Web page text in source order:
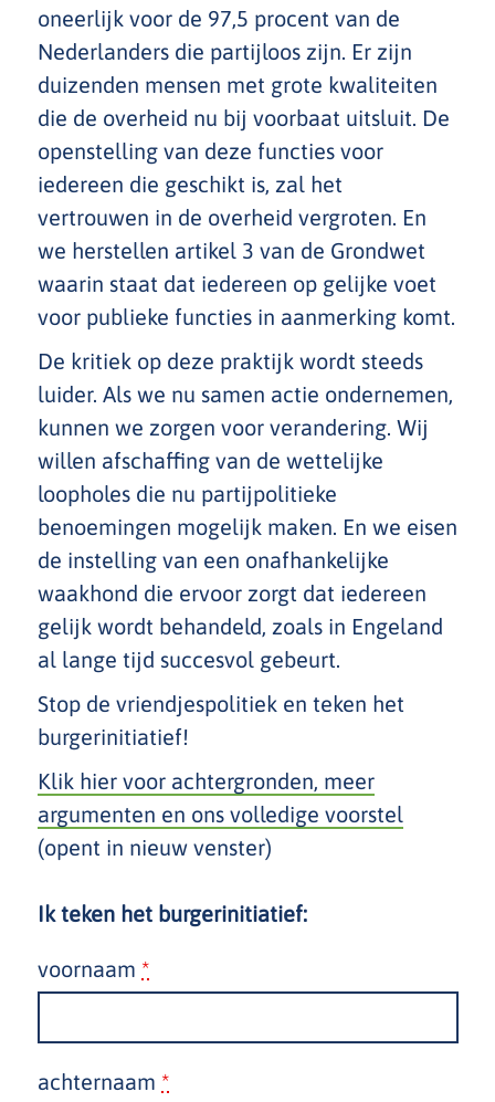
oneerlijk voor de 97,5 procent van de
Nederlanders die partijloos zijn. Er zijn
duizenden mensen met grote kwaliteiten
die de overheid ​nu bij ​voorbaat uitsluit. ​De
openstelling van deze functies voor
iedereen die geschikt is, zal het
vertrouwen in de overheid ​vergroten. ​En ​
we herstellen artikel 3 van de Grondwet​
waarin staat dat iedereen op gelijke voet
voor publieke functies in aanmerking komt.
De kritiek op deze praktijk wordt steeds
luider. Als we nu samen actie ondernemen,
kunnen we zorgen voor verandering. Wij
willen afschaffing van de wettelijke
loopholes die ​nu ​partijpolitieke
benoemingen mogelijk maken. En ​we eisen
de instelling van een onafhankelijke
waakhond ​die ervoor zorgt dat iedereen
gelijk wordt behandeld​,​ ​zoals in Engeland​
al lange tijd succesvol gebeurt.​
Stop de vriendjespolitiek en teken ​het
burgerinitiatief!
Klik hier voor achtergronden, meer
argumenten en ons volledige voorstel
(opent in nieuw venster)
Ik teken het burgerinitiatief:
voornaam *
achternaam *